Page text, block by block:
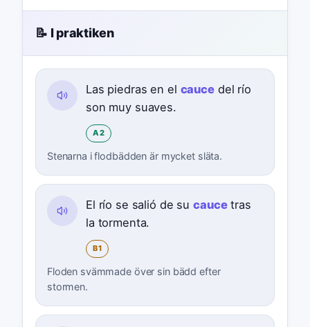
📝 I praktiken
Las piedras en el caucedel río
son muy suaves.
A2
Stenarna i flodbädden är mycket släta.
El río se salió de sucaucetras
la tormenta.
B1
Floden svämmade över sin bädd efter
stormen.